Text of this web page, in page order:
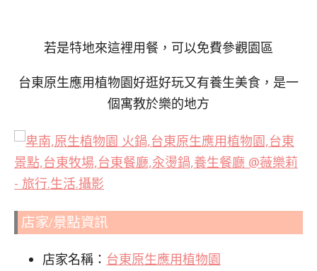
若是特地來這裡用餐，可以免費參觀園區
台東原生應用植物園好逛好玩又有養生美食，是一
個寓教於樂的地方
店家/景點資訊
店家名稱： 台東原生應用植物園